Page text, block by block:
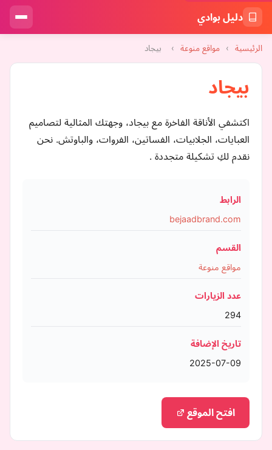
دليل بوادي
الرئيسية › مواقع منوعة › بيجاد
بيجاد
اكتشفي الأناقة الفاخرة مع بيجاد، وجهتك المثالية لتصاميم
العبايات، الجلابيات، الفساتين، الفروات، والباوتش. نحن
نقدم لكِ تشكيلة متجددة .
الرابط
bejaadbrand.com
القسم
مواقع منوعة
عدد الزيارات
294
تاريخ الإضافة
2025-07-09
افتح الموقع